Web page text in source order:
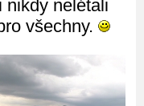
nikdy nelétali
všechny.